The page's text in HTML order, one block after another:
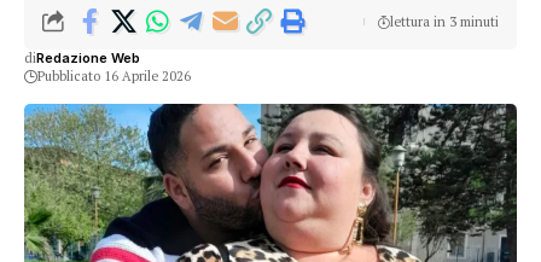
diRedazione Web
Pubblicato 16 Aprile 2026
lettura in 3 minuti